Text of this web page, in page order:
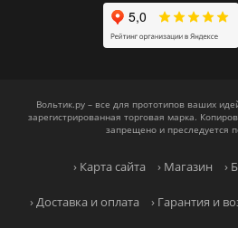
Вольтик.ру – все для прототипов ваших
зарегистрированная торговая марка.
запрещено и преследуется
› Карта сайта › Магазин ›
› Доставка и оплата › Гарантия и